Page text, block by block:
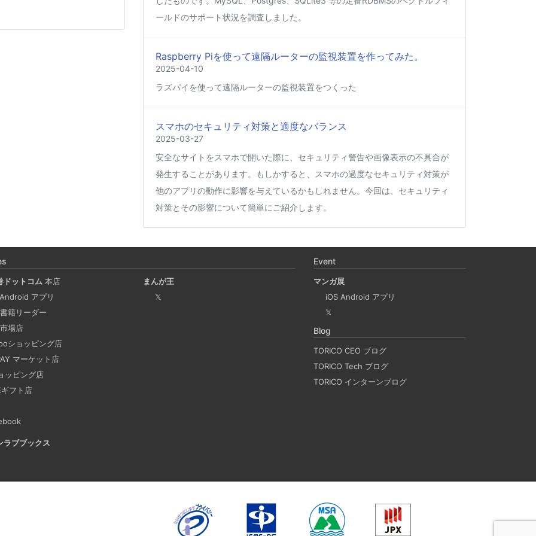
ールドのサポート状況を調査しました。
Raspberry Piを使って遠隔ルーターの監視装置を作ってみた。
2025-04-10
ラズパイを使って遠隔ルーターの監視装置をつくった
スマホのセキュリティ対策と適度なバランス
2025-03-27
安全なサイトをスマホで開いた際に、セキュリティ警告や画像表示の不具合が
発生することがあります。もしかすると、スマホの過度なセキュリティ対策が
他のアプリの動作に影響を与えているかもしれません。今回は、セキュリティ
対策とその影響について簡単にご紹介します。
Coima + Rosetta 2 で、Apple Silicon 上で x86_64 の Docker イメ
ージをビルドする (Docker desktop やめる)
2025-03-24
ビジネスワークに便利なSLACKのリマインド設定
2025-03-18
Laravelを使って簡単にReactの開発環境を構築する。 以前は
ドットコム 本店
アプリ
籍リーダー
場店
ショッピング店
マーケット店
ッピング店
ギフト店
ラブブックス
まんが王
𝕏
Event
マンガ展
iOS Android アプリ
𝕏
Blog
TORICO CEO ブログ
TORICO Tech ブログ
TORICO インターンブログ